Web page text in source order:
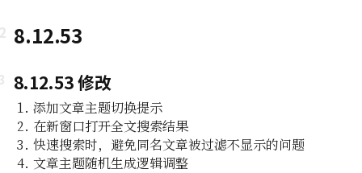
8.12.53
8.12.53 修改
添加文章主题切换提示
在新窗口打开全文搜索结果
快速搜索时，避免同名文章被过滤不显示的问题
文章主题随机生成逻辑调整